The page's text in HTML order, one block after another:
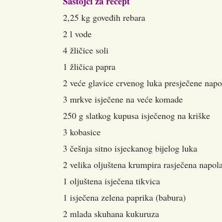
2,25 kg goveđih rebara
2 l vode
4 žličice soli
1 žličica papra
2 veće glavice crvenog luka presječene
3 mrkve isječene na veće komade
250 g slatkog kupusa isječenog na kriške
3 kobasice
3 češnja sitno isjeckanog bijelog luka
2 velika oljuštena krumpira rasječena
1 oljuštena isječena tikvica
1 isječena zelena paprika (babura)
2 mlada skuhana kukuruza